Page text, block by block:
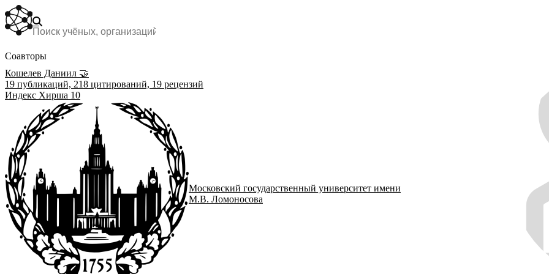
Соавторы
Кошелев Даниил 🤝
19 публикаций, 218 цитирований, 19 рецензий
Индекс Хирша 10
Московский государственный университет имени
М.В. Ломоносова